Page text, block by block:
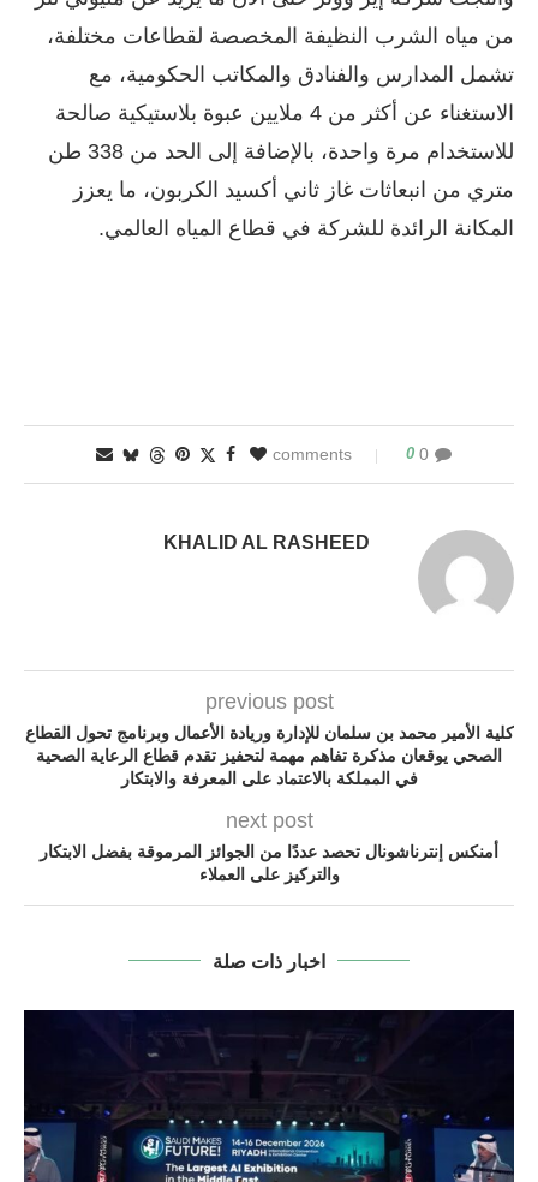
من مياه الشرب النظيفة المخصصة لقطاعات مختلفة،
تشمل المدارس والفنادق والمكاتب الحكومية، مع
الاستغناء عن أكثر من 4 ملايين عبوة بلاستيكية صالحة
للاستخدام مرة واحدة، بالإضافة إلى الحد من 338 طن
متري من انبعاثات غاز ثاني أكسيد الكربون، ما يعزز
المكانة الرائدة للشركة في قطاع المياه العالمي.
0 comments
0
KHALID AL RASHEED
previous post
كلية الأمير محمد بن سلمان للإدارة وريادة الأعمال وبرنامج تحول القطاع
الصحي يوقعان مذكرة تفاهم مهمة لتحفيز تقدم قطاع الرعاية الصحية
في المملكة بالاعتماد على المعرفة والابتكار
next post
أمنكس إنترناشونال تحصد عددًا من الجوائز المرموقة بفضل الابتكار
والتركيز على العملاء
اخبار ذات صلة